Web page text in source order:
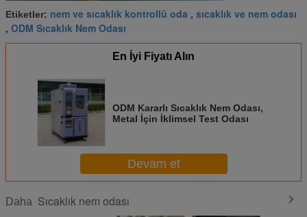
Etiketler: nem ve sıcaklık kontrollü oda , sıcaklık ve nem odası
, ODM Sıcaklık Nem Odası
En İyi Fiyatı Alın
ODM Kararlı Sıcaklık Nem Odası,
Metal İçin İklimsel Test Odası
Devam et
Daha Sıcaklık nem odası